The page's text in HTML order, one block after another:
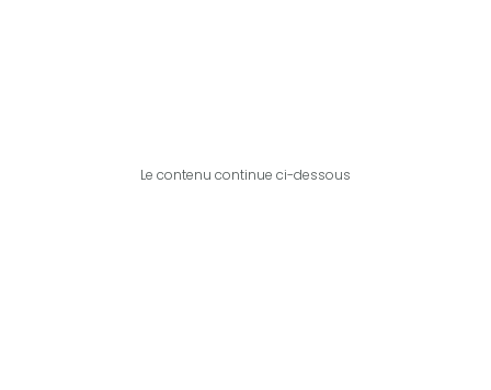
Le contenu continue ci-dessous